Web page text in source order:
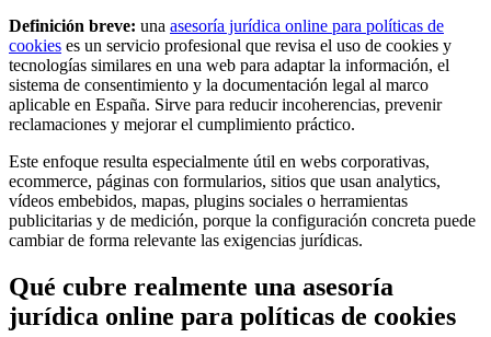
Definición breve: una asesoría jurídica online para políticas de
cookies es un servicio profesional que revisa el uso de cookies y
tecnologías similares en una web para adaptar la información, el
sistema de consentimiento y la documentación legal al marco
aplicable en España. Sirve para reducir incoherencias, prevenir
reclamaciones y mejorar el cumplimiento práctico.
Este enfoque resulta especialmente útil en webs corporativas,
ecommerce, páginas con formularios, sitios que usan analytics,
vídeos embebidos, mapas, plugins sociales o herramientas
publicitarias y de medición, porque la configuración concreta puede
cambiar de forma relevante las exigencias jurídicas.
Qué cubre realmente una asesoría
jurídica online para políticas de cookies